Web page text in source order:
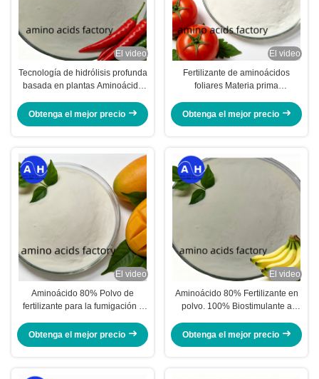
El video
Tecnología de hidrólisis profunda
basada en plantas Aminoácido
de fertilizantes líquidos y foliares
Obtenga el mejor precio
El video
Fertilizante de aminoácidos
foliares Materia prima
Fermentación 100% soluble en
agua Fuente para uso foliar y
Obtenga el mejor precio
El video
Aminoácido 80% Polvo de
fertilizante para la fumigación y
líquidos
Obtenga el mejor precio
El video
Aminoácido 80% Fertilizante en
polvo. 100% Biostimulante a
Obtenga el mejor precio